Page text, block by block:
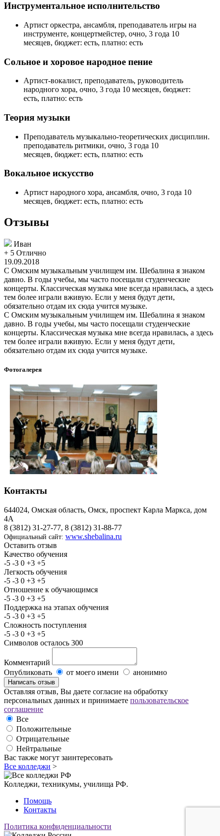
Инструментальное исполнительство
Артист оркестра, ансамбля, преподаватель игры на
инструменте, концертмейстер, очно, 3 года 10
месяцев, бюджет: есть, платно: есть
Сольное и хоровое народное пение
Артист-вокалист, преподаватель, руководитель
народного хора, очно, 3 года 10 месяцев, бюджет:
есть, платно: есть
Теория музыки
Преподаватель музыкально-теоретических дисциплин.
преподаватель ритмики, очно, 3 года 10
месяцев, бюджет: есть, платно: есть
Вокальное искусство
Артист народного хора, ансамбля, очно, 3 года 10
месяцев, бюджет: есть, платно: есть
Отзывы
Иван
+ 5 Отлично
19.09.2018
С Омским музыкальным училищем им. Шебалина я знаком
давно. В годы учебы, мы часто посещали студенческие
концерты. Классическая музыка мне всегда нравилась, а здесь
тем более играли вживую. Если у меня будут дети,
обязательно отдам их сюда учится музыке.
С Омским музыкальным училищем им. Шебалина я знаком
давно. В годы учебы, мы часто посещали студенческие
концерты. Классическая музыка мне всегда нравилась, а здесь
тем более играли вживую. Если у меня будут дети,
обязательно отдам их сюда учится музыке.
Фотогалерея
Контакты
644024, Омская область, Омск, проспект Карла Маркса, дом
4А
8 (3812) 31-27-77, 8 (3812) 31-88-77
Официальный сайт: www.shebalina.ru
Оставить отзыв
Качество обучения
-5 -3 0 +3 +5
Легкость обучения
-5 -3 0 +3 +5
Отношение к обучающимся
-5 -3 0 +3 +5
Поддержка на этапах обучения
-5 -3 0 +3 +5
Сложность поступления
-5 -3 0 +3 +5
Символов осталось 300
Комментарий
Опубликовать
от моего имени анонимно
Оставляя отзыв, Вы даете согласие на обработку
персональных данных и принимаете пользовательское
соглашение
Все
Положительные
Отрицательные
Нейтральные
Вас также могут заинтересовать
Все колледжи >
Колледжи, техникумы, училища РФ.
Помощь
Контакты
Политика конфиденциальности